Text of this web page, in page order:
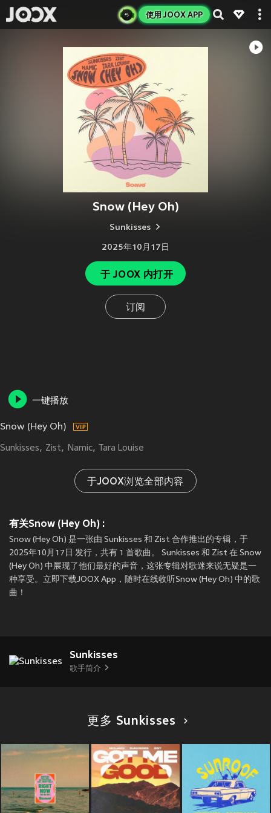
使用 JOOX APP
Snow (Hey Oh)
Sunkisses
2025年10月17日
于 JOOX 内打开
订阅
一键播放
Snow (Hey Oh)
Sunkisses Zist Namic Tara Louise
于JOOX浏览全部内容
有关Snow (Hey Oh) :
Snow (Hey Oh) 是一张由 Sunkisses 和 Zist 合作推出的专辑，于
2025年10月17日 发行，共有 1 首歌曲。 Sunkisses 和 Zist 在 Snow
(Hey Oh) 中展现了他们最好的声音，这张专辑对歌迷来说无疑是一
种享受。立即下载JOOX App，随时在线收听Snow (Hey Oh) 中的歌
曲！
Sunkisses
歌手简介
更多 Sunkisses